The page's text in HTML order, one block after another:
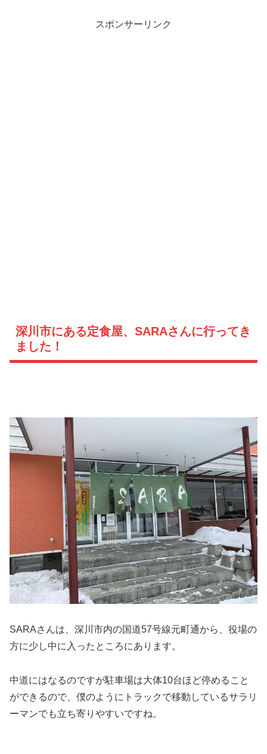
スポンサーリンク
深川市にある定食屋、SARAさんに行ってき
ました！
SARAさんは、深川市内の国道57号線元町通から、役場の
方に少し中に入ったところにあります。
中道にはなるのですが駐車場は大体10台ほど停めること
ができるので、僕のようにトラックで移動しているサラリ
ーマンでも立ち寄りやすいですね。